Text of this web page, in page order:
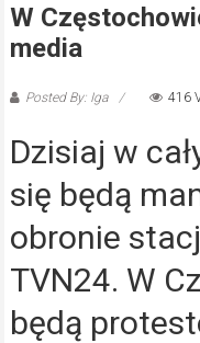
W
media
Posted By: Iga 416
Dzisiaj w
się będą
obronie
TVN24. W
będą